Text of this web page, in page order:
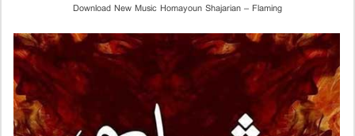
Download New Music Homayoun Shajarian – Flaming